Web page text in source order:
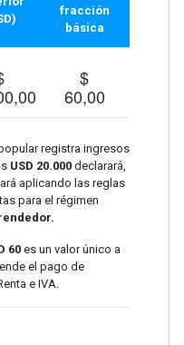
fracción
básica
$
60,00
registra ingresos
USD 20.000declarará,
aplicando las reglas
para el régimen
60es un valor único a
el pago de
e IVA.